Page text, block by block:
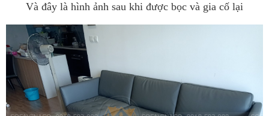
Và đây là hình ảnh sau khi được bọc và gia cố lại